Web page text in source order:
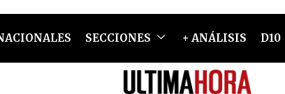
SECCIONES + ANÁLISIS D10